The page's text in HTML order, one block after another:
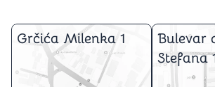
Grčića Milenka 1
Bulevar
Stefana